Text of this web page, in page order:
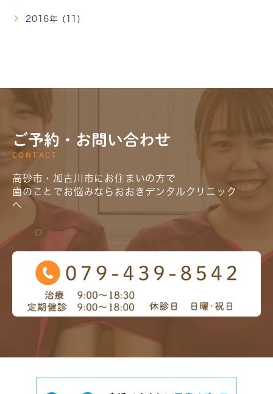
2016年 (11)
ご予約・お問い合わせ
CONTACT
高砂市・加古川市にお住まいの方で
歯のことでお悩みならおおきデンタルクリニック
へ